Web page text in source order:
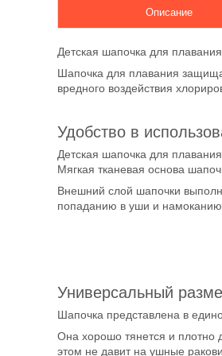
Описание
Детская шапочка для
Шапочка для плавания
вредного воздействия
Удобство в
Детская шапочка для
Мягкая тканевая основа
Внешний слой шапочки
попаданию в уши и намоканию
Универсальный
Шапочка представлена в
Она хорошо тянется и плотно
этом не давит на ушные